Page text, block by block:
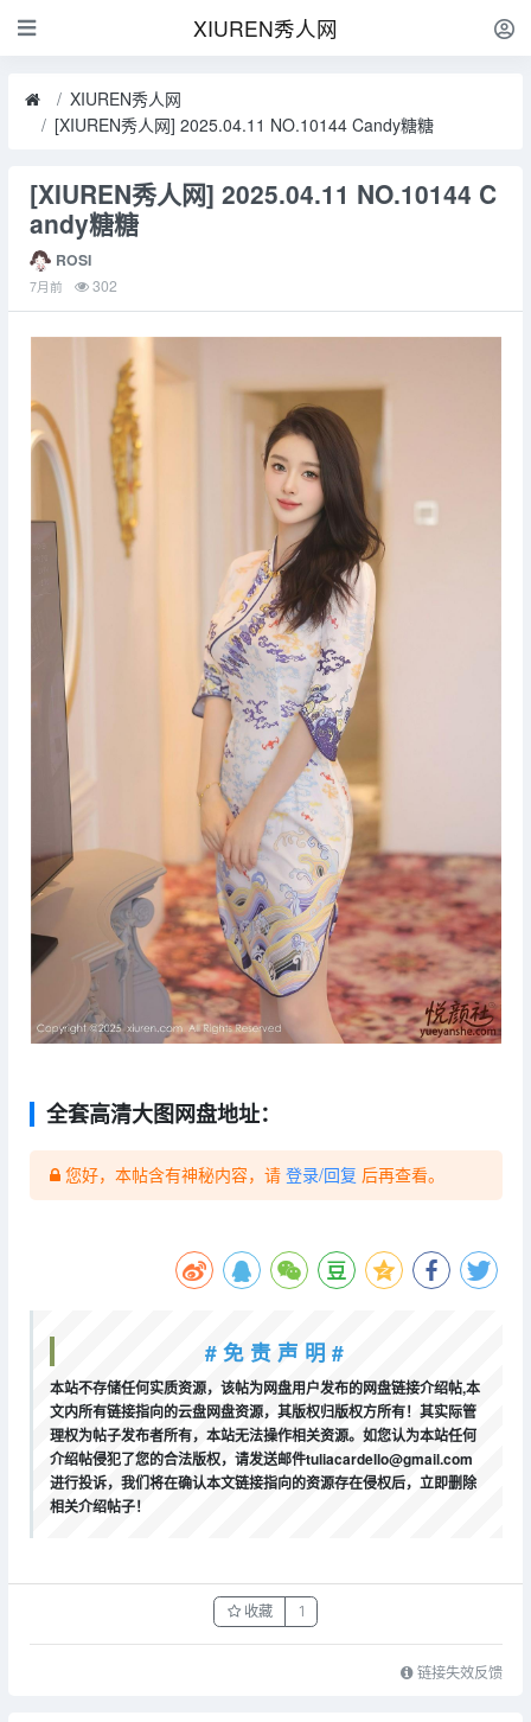
XIUREN秀人网
XIUREN秀人网
[XIUREN秀人网] 2025.04.11 NO.10144 Candy糖糖
[XIUREN秀人网] 2025.04.11 NO.10144 C
andy糖糖
ROSI
7月前 302
全套高清大图网盘地址：
您好，本帖含有神秘内容，请 登录/回复 后再查看。
# 免 责 声 明 #
本站不存储任何实质资源，该帖为网盘用户发布的网盘链接介绍帖,本
文内所有链接指向的云盘网盘资源，其版权归版权方所有！其实际管
理权为帖子发布者所有，本站无法操作相关资源。如您认为本站任何
介绍帖侵犯了您的合法版权，请发送邮件tuliacardello@gmail.com
进行投诉，我们将在确认本文链接指向的资源存在侵权后，立即删除
相关介绍帖子！
收藏 1
链接失效反馈